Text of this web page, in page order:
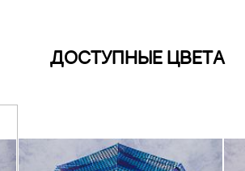
ДОСТУПНЫЕ ЦВЕТА